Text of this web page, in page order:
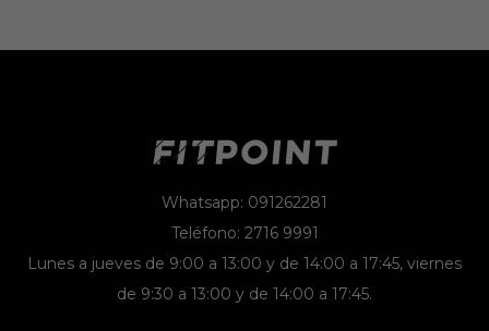
Whatsapp: 091262281
Teléfono: 2716 9991
Lunes a jueves de 9:00 a 13:00 y de 14:00 a 17:45, viernes
de 9:30 a 13:00 y de 14:00 a 17:45.